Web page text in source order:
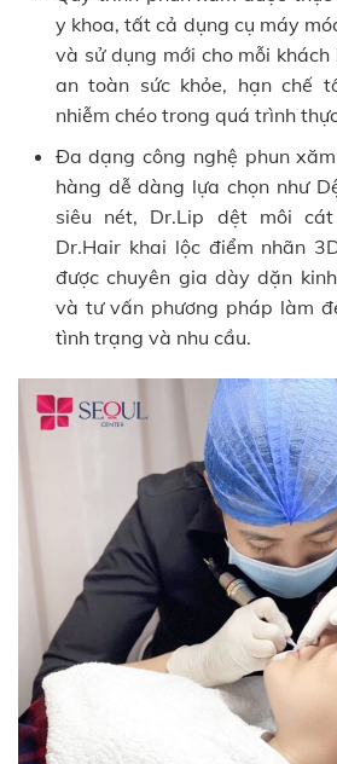
y khoa, tất cả dụng cụ máy
và sử dụng mới cho mỗi
an toàn sức khỏe, hạn chế
nhiễm chéo trong quá trình
Đa dạng công nghệ phun
hàng dễ dàng lựa chọn như
siêu nét, Dr.Lip dệt môi
Dr.Hair khai lộc điểm nhãn
được chuyên gia dày dặn
và tư vấn phương pháp làm
tình trạng và nhu cầu.